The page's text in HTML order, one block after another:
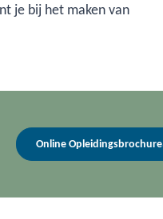
Online Opleidingsbrochure